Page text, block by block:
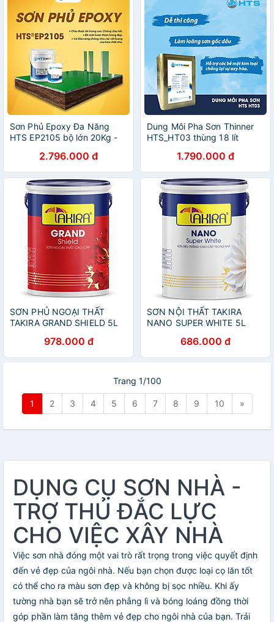
Sơn Phủ Epoxy Đa Năng
HTS EP2105 bộ lớn 20Kg -
2.796.000 đ
Dung Môi Pha Sơn Thinner
HTS_HT03 thùng 18 lít
1.790.000 đ
SƠN PHỦ NGOẠI THẤT
TAKIRA GRAND SHIELD 5L
978.000 đ
SƠN NỘI THẤT TAKIRA
NANO SUPER WHITE 5L
686.000 đ
Trang 1/100
1 2 3 4 5 6 7 8 9 10 »
DỤNG CỤ SƠN NHÀ -
TRỢ THỦ ĐẮC LỰC
CHO VIỆC XÂY NHÀ
Việc sơn nhà đóng một vai trò rất trọng trong việc quyết định
đến vẻ đẹp của ngôi nhà. Nếu bạn chọn được loại cọ lăn tốt
có thể cho ra màu sơn đẹp và không bị sọc nhiều. Khi ấy
tường nhà bạn sẽ trở nên phẳng lì và bóng loáng đồng thời
góp phần làm tăng thêm vẻ đẹp cho ngôi nhà của bạn. Trải